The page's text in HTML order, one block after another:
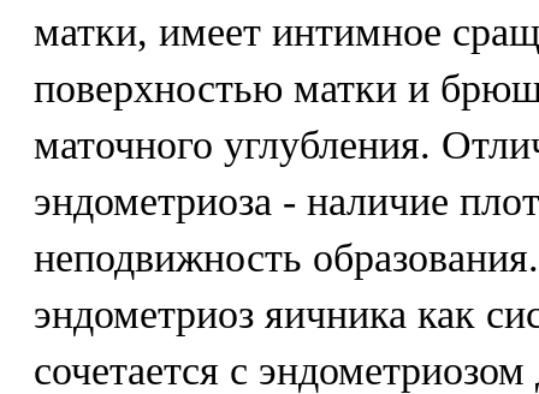
матки, имеет интимное
поверхностью матки и
маточного углубления.
эндометриоза - наличие
неподвижность
эндометриоз яичника как
сочетается с